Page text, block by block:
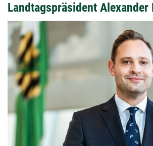
Landtagspräsident Alexander